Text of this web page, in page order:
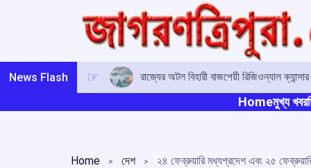
News Flash রাজ্যের অটল বিহারী বাজপেয়ী রিজিওন্যাল
Homeমুখ্য খবর
Home দেশ ২৪ ফেব্রুয়ারি মধ্যপ্রদেশ এবং ২৫